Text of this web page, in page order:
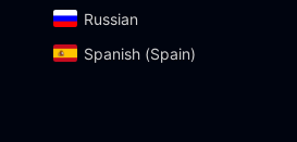
Russian‎
Spanish (Spain)‎